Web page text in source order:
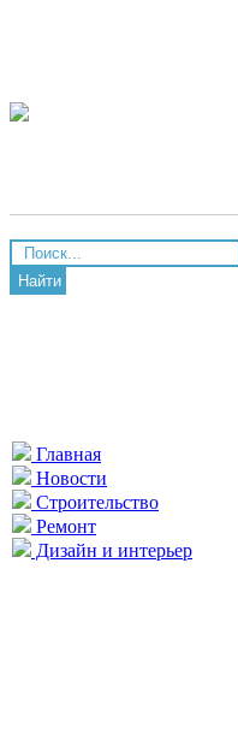
Найти
Главная
Новости
Строительство
Ремонт
Дизайн и интерьер